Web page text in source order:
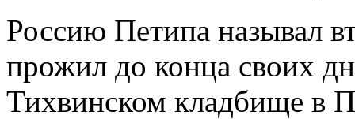
Россию Петипа называл
прожил до конца своих
Тихвинском кладбище в